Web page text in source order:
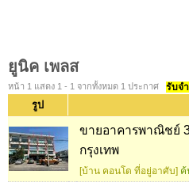
ยูนิค เพลส
หน้า 1 แสดง 1 - 1 จากทั้งหมด 1 ประกาศ รับจ
รูป
ขายอาคารพาณิชย์
กรุงเทพ
[บ้าน คอนโด ที่อยู่อาศับ] ค้